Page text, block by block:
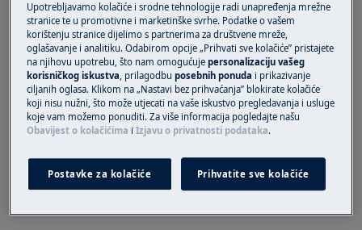
Rješenje:
1. Najvjerojatniji razlog krutosti ili tvrdoće
rublja jest dodavanje pogrešne količine
deterdženta i/ili vrlo tvrda voda.
2. Oštećenje tkanina: Tvrda voda može učiniti
tkanine krutima i tvrdim, što se osjeti kao
neugoda na dodir.
Za najbolje rezultate pranja slijedite upute u
Upotrebljavamo kolačiće i srodne tehnologije radi unapređenja mrežne
stranice te u promotivne i marketinške svrhe. Podatke o vašem
korištenju stranice dijelimo s partnerima za društvene mreže,
oglašavanje i analitiku. Odabirom opcije „Prihvati sve kolačiće” pristajete
na njihovu upotrebu, što nam omogućujepersonalizaciju vašeg
korisničkog iskustva, prilagodbuposebnih ponuda i prikazivanje
ciljanih oglasa. Klikom na „Nastavi bez prihvaćanja” blokirate kolačiće
koji nisu nužni, što može utjecati na vaše iskustvo pregledavanja i usluge
koje vam možemo ponuditi. Za više informacija pogledajte našu
Obavijest o kolačićima iIzjavu o privatnosti podataka.
Postavke za kolačiće Prihvatite sve kolačiće